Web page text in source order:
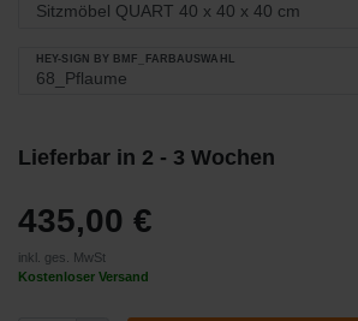
HEY-SIGN BY BMF_FARBAUSWAHL
Lieferbar in 2 - 3 Wochen
435,00 €
inkl. ges. MwSt
Kostenloser Versand